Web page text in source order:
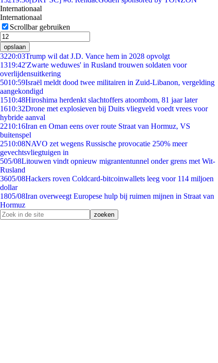
Internationaal
Internationaal
Scrollbar gebruiken
opslaan
3220:03Trump wil dat J.D. Vance hem in 2028 opvolgt
1319:42'Zwarte weduwes' in Rusland trouwen soldaten voor
overlijdensuitkering
5010:59Israël meldt dood twee militairen in Zuid-Libanon, vergelding
aangekondigd
1510:48Hiroshima herdenkt slachtoffers atoombom, 81 jaar later
1610:32Drone met explosieven bij Duits vliegveld voedt vrees voor
hybride aanval
2210:16Iran en Oman eens over route Straat van Hormuz, VS
buitenspel
2510:08NAVO zet wegens Russische provocatie 250% meer
gevechtsvliegtuigen in
505/08Litouwen vindt opnieuw migrantentunnel onder grens met Wit-
Rusland
3605/08Hackers roven Coldcard-bitcoinwallets leeg voor 114 miljoen
dollar
1805/08Iran overweegt Europese hulp bij ruimen mijnen in Straat van
Hormuz